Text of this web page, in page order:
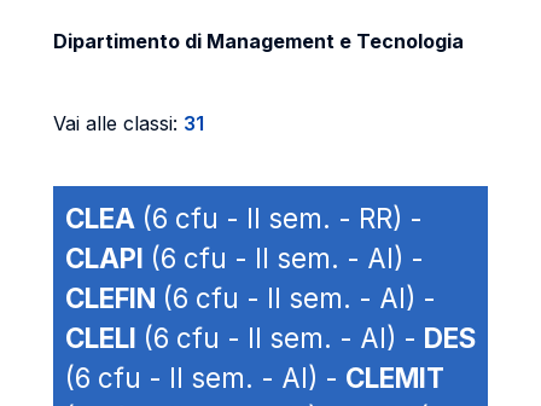
Dipartimento di Management e Tecnologia
Vai alle classi: 31
CLEA (6 cfu - II sem. - RR) -
CLAPI (6 cfu - II sem. - AI) -
CLEFIN (6 cfu - II sem. - AI) -
CLELI (6 cfu - II sem. - AI) - DES
(6 cfu - II sem. - AI) - CLEMIT